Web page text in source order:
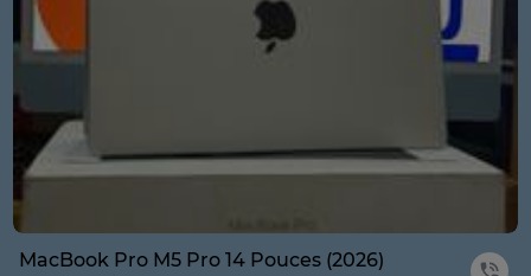
MacBook Pro M5 Pro 14 Pouces (2026)